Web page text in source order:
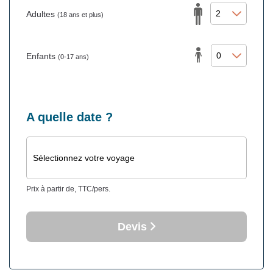
Adultes (18 ans et plus)
Enfants (0-17 ans)
A quelle date ?
Sélectionnez votre voyage
Prix à partir de, TTC/pers.
Devis